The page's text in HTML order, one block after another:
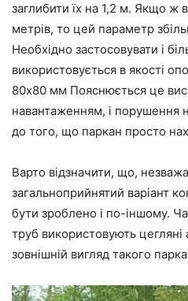
заглибити їх на 1,2 м. Якщо ж
метрів, то цей параметр
Необхідно застосовувати і
використовується в якості
80х80 мм Пояснюється це
навантаженням, і порушення
до того, що паркан просто
Варто відзначити, що,
загальноприйнятий варіант
бути зроблено і по-іншому.
труб використовують цегляні
зовнішній вигляд такого